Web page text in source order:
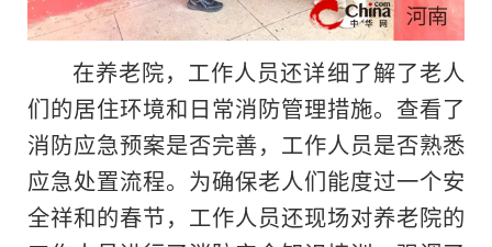
在养老院，工作人员还详细了解了老人
们的居住环境和日常消防管理措施。查看了
消防应急预案是否完善，工作人员是否熟悉
应急处置流程。为确保老人们能度过一个安
全祥和的春节，工作人员还现场对养老院的